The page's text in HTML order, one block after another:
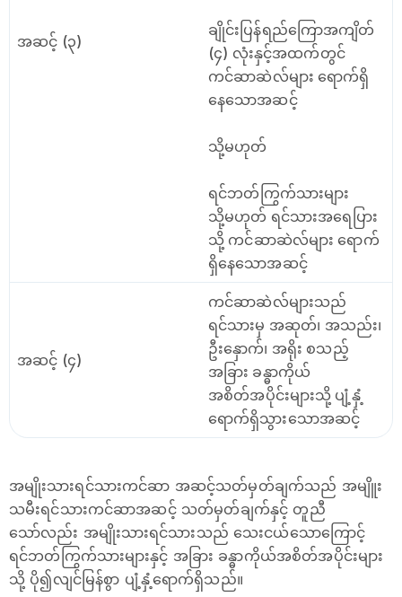
အဆင့် (၃)
ချိုင်းပြန်ရည်ကြောအကျိတ်
(၄) လုံးနှင့်အထက်တွင်
ကင်ဆာဆဲလ်များ ရောက်ရှိ
နေသောအဆင့်
သို့မဟုတ်
ရင်ဘတ်ကြွက်သားများ
သို့မဟုတ် ရင်သားအရေပြား
သို့ ကင်ဆာဆဲလ်များ ရောက်
ရှိနေသောအဆင့်
အဆင့် (၄)
ကင်ဆာဆဲလ်များသည်
ရင်သားမှ အဆုတ်၊ အသည်း၊
ဦးနှောက်၊ အရိုး စသည့်
အခြား ခန္ဓာကိုယ်
အစိတ်အပိုင်းများသို့ ပျံ့နှံ့
ရောက်ရှိသွားသောအဆင့်
အမျိုးသားရင်သားကင်ဆာ အဆင့်သတ်မှတ်ချက်သည် အမျိူး
သမီးရင်သားကင်ဆာအဆင့် သတ်မှတ်ချက်နှင့် တူညီ
သော်လည်း အမျိုးသားရင်သားသည် သေးငယ်သောကြောင့်
ရင်ဘတ်ကြွက်သားများနှင့် အခြား ခန္ဓာကိုယ်အစိတ်အပိုင်းများ
သို့ ပို၍လျင်မြန်စွာ ပျံ့နှံ့ရောက်ရှိသည်။